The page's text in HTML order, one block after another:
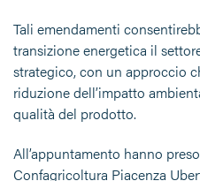
Tali emendamenti
transizione energetica il
strategico, con un approccio
riduzione dell’impatto
qualità del prodotto.
All’appuntamento hanno
Confagricoltura Piacenza